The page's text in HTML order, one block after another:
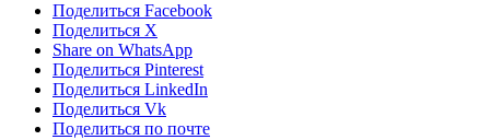
Поделиться Facebook
Поделиться X
Share on WhatsApp
Поделиться Pinterest
Поделиться LinkedIn
Поделиться Vk
Поделиться по почте